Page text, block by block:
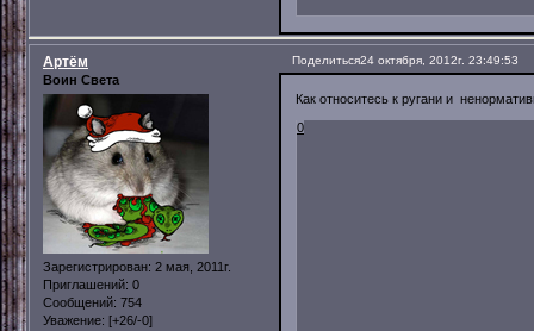
Поделиться24 октября, 2012г. 23:49:53
Артём
Воин Света
Зарегистрирован: 2 мая, 2011г.
Приглашений: 0
Сообщений: 754
Уважение: [+26/-0]
Как относитесь к ругани и
0